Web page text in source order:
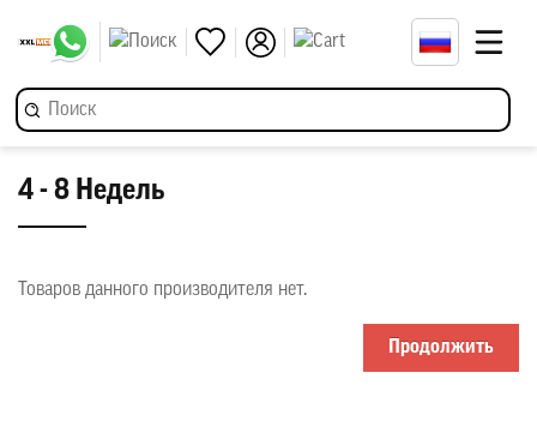
4 - 8 Недель
Товаров данного производителя нет.
Продолжить